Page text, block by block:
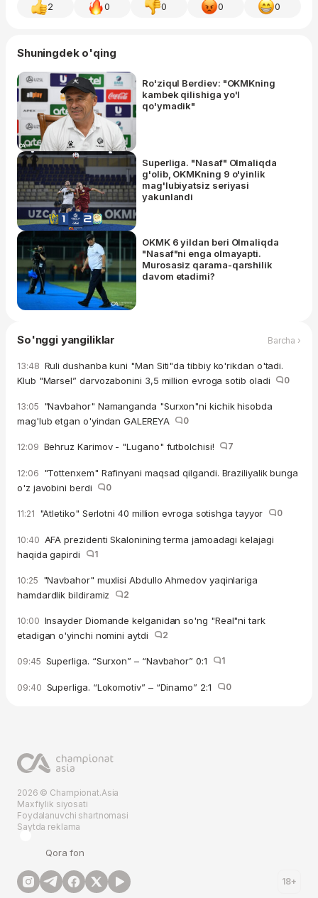
2 0 0 0 0
Shuningdek o'qing
Ro'ziqul Berdiev: "OKMKning
kambek qilishiga yo'l
qo'ymadik"
Superliga. "Nasaf" Olmaliqda
g'olib, OKMKning 9 o'yinlik
mag'lubiyatsiz seriyasi
yakunlandi
OKMK 6 yildan beri Olmaliqda
"Nasaf"ni enga olmayapti.
Murosasiz qarama-qarshilik
davom etadimi?
So'nggi yangiliklar Barcha ›
13:48 Ruli dushanba kuni "Man Siti"da tibbiy ko'rikdan o'tadi.
Klub "Marsel” darvozabonini 3,5 million evroga sotib oladi
0
13:05 "Navbahor" Namanganda "Surxon"ni kichik hisobda
mag'lub etgan o'yindan GALEREYA
0
12:09 Behruz Karimov - "Lugano" futbolchisi! 7
12:06 "Tottenxem" Rafinyani maqsad qilgandi. Braziliyalik bunga
o'z javobini berdi
0
11:21 "Atletiko" Serlotni 40 million evroga sotishga tayyor 0
10:40 AFA prezidenti Skalonining terma jamoadagi kelajagi
haqida gapirdi
1
10:25 "Navbahor" muxlisi Abdullo Ahmedov yaqinlariga
hamdardlik bildiramiz
2
10:00 Insayder Diomande kelganidan so'ng "Real"ni tark
etadigan o'yinchi nomini aytdi
2
09:45 Superliga. “Surxon” – “Navbahor” 0:1 1
09:40 Superliga. “Lokomotiv” – “Dinamo” 2:1 0
2026 © Championat.Asia
Maxfiylik siyosati
Foydalanuvchi shartnomasi
Saytda reklama
Qora fon
18+